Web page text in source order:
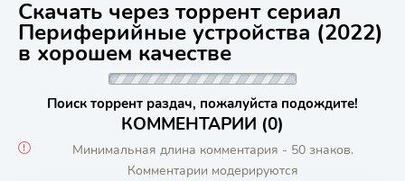
Скачать через торрент сериал
Периферийные устройства (2022)
в хорошем качестве
Поиск торрент раздач, пожалуйста подождите!
КОММЕНТАРИИ (0)
Минимальная длина комментария - 50 знаков.
Комментарии модерируются